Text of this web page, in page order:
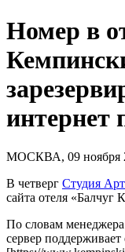
Номер в
интернет
МОСКВА, 09 ноября
В четверг Студия
сайта отеля «Балчуг
По словам
сервер